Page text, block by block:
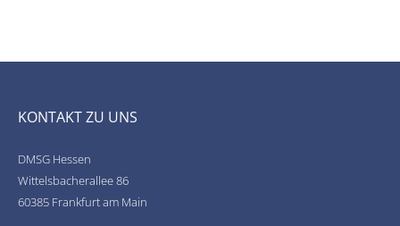
KONTAKT ZU UNS
DMSG Hessen
Wittelsbacherallee 86
60385 Frankfurt am Main